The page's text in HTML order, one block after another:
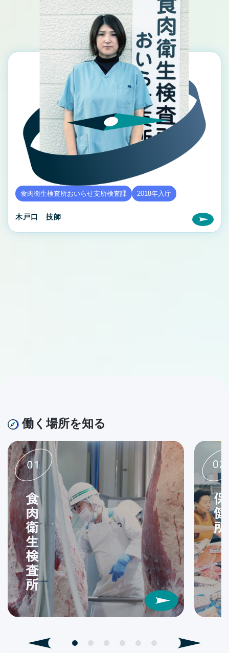
食肉衛生検査所おいらせ支所検査課 2018年入庁
木戸口 技師
働く場所を知る